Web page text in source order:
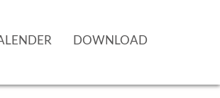
DOWNLOAD